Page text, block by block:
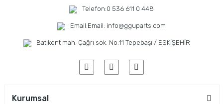
Telefon:0 536 611 0 448
Email:Email: info@gguparts.com
Batıkent mah. Çağrı sok. No:11 Tepebaşı / ESKİŞEHİR
Kurumsal